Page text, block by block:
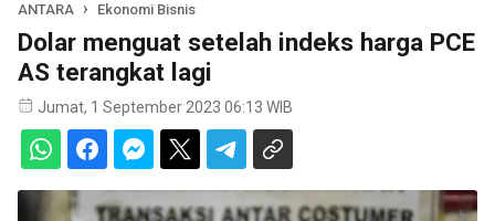
ANTARA Ekonomi Bisnis
Dolar menguat setelah indeks harga PCE
AS terangkat lagi
Jumat, 1 September 2023 06:13 WIB